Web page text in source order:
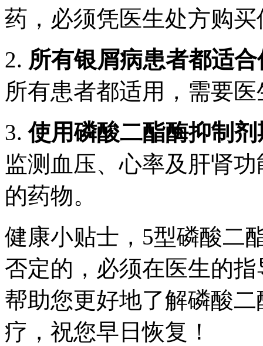
药，必须凭医生处方购买
2. 所有银屑病患者都适
所有患者都适用，需要
3.使用磷酸二酯酶抑制
监测血压、心率及肝肾
的药物。
健康小贴士，5型磷酸二
否定的，必须在医生的
帮助您更好地了解磷酸
疗，祝您早日恢复！